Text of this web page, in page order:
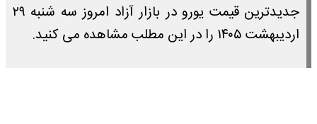
جدیدترین قیمت یورو در بازار آزاد امروز سه شنبه ۲۹
اردیبهشت ۱۴۰۵ را در این مطلب مشاهده می کنید.